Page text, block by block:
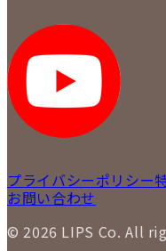
STAFF BLOG
SNS
LIPS 新宿店
LIPS 札幌パルコ店
LIPS 札幌白石店
LIPS 通信販売事業部
プライバシーポリシー
お問い合わせ
© 2026 LIPS Co. All